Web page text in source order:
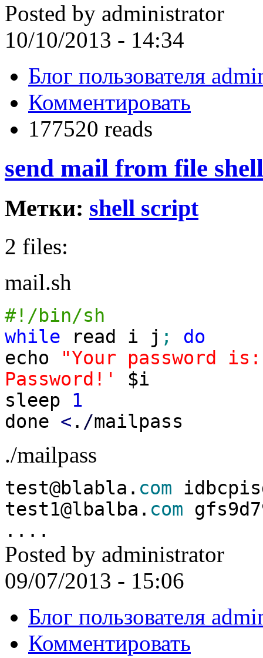
Posted by administrator
10/10/2013 - 14:34
Блог пользователя
Комментировать
177520 reads
send mail from file
Метки: shell script
2 files:
mail.sh
#!/bin/sh
while read i j ;
do
echo
"Your password
Password!'
$i
sleep 1
done < . /mailpass
./mailpass
test@blabla. com
test1@lbalba. com
....
Posted by administrator
09/07/2013 - 15:06
Блог пользователя
Комментировать